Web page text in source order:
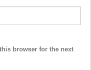
browser for the next